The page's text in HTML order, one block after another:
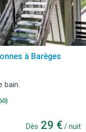
à Barèges
bain.
Dès 29 € / nuit